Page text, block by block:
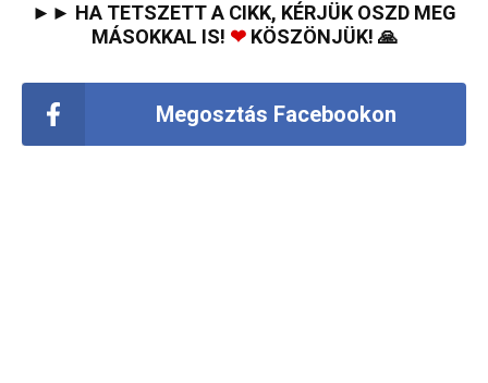
►► HA TETSZETT A CIKK, KÉRJÜK OSZD MEG
MÁSOKKAL IS! ❤KÖSZÖNJÜK! 🙏
Megosztás Facebookon